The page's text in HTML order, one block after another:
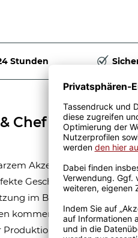
Stunden
Chefin Innen /
Akzent für die beste
Geschenk der
im Büro oder Zuhause
kommen äußerst
die robuste